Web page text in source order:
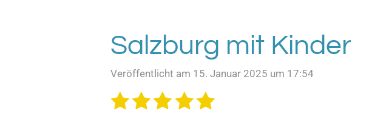
Salzburg mit Kinder
Veröffentlicht am 15. Januar 2025 um 17:54
B
e
1 2 3 4 5
B